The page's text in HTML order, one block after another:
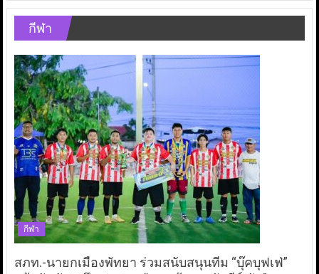
กีฬา
กีฬา
สภท.-นายกเมืองพัทยา ร่วมสนับสนุนทีม “บุ๊คบุฟเฟ่”